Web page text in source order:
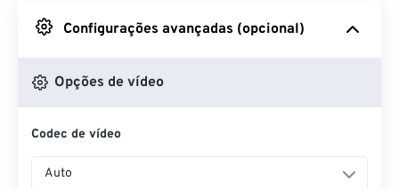
Do Google Drive
Do OneDrive
Configurações avançadas (opcional)
Opções de vídeo
Codec de vídeo
Auto